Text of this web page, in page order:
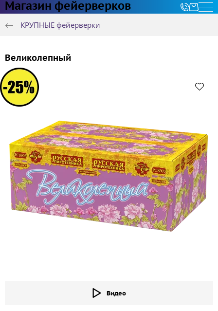
Магазин фейерверков
КРУПНЫЕ фейерверки
Великолепный
Видео